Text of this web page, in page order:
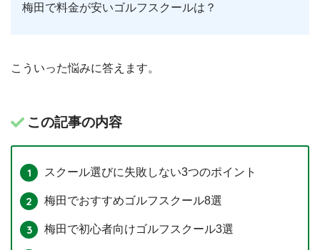
梅田で料金が安いゴルフスクールは？
こういった悩みに答えます。
この記事の内容
スクール選びに失敗しない3つのポイント
梅田でおすすめゴルフスクール8選
梅田で初心者向けゴルフスクール3選